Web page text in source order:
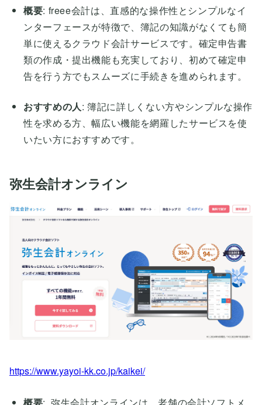
概要: freee会計は、直感的な操作性とシンプルなイ
ンターフェースが特徴で、簿記の知識がなくても簡
単に使えるクラウド会計サービスです。確定申告書
類の作成・提出機能も充実しており、初めて確定申
告を行う方でもスムーズに手続きを進められます。
おすすめの人: 簿記に詳しくない方やシンプルな操作
性を求める方、幅広い機能を網羅したサービスを使
いたい方におすすめです。
弥生会計オンライン
https://www.yayoi-kk.co.jp/kaikei/
概要: 弥生会計オンラインは、老舗の会計ソフトメ